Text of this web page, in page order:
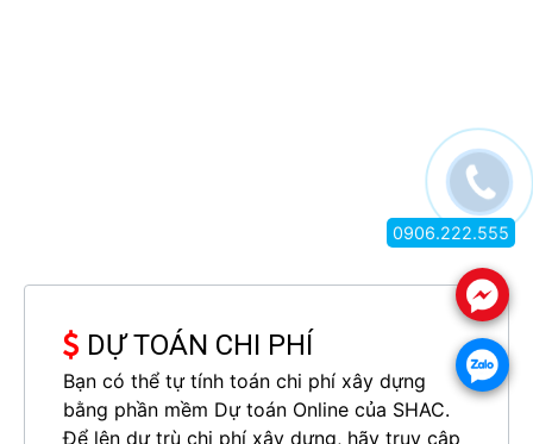
DỰ TOÁN CHI PHÍ
Bạn có thể tự tính toán chi phí xây dựng
bằng phần mềm Dự toán Online của SHAC.
Để lên dự trù chi phí xây dựng, hãy truy cập
.
.
0906.222.555